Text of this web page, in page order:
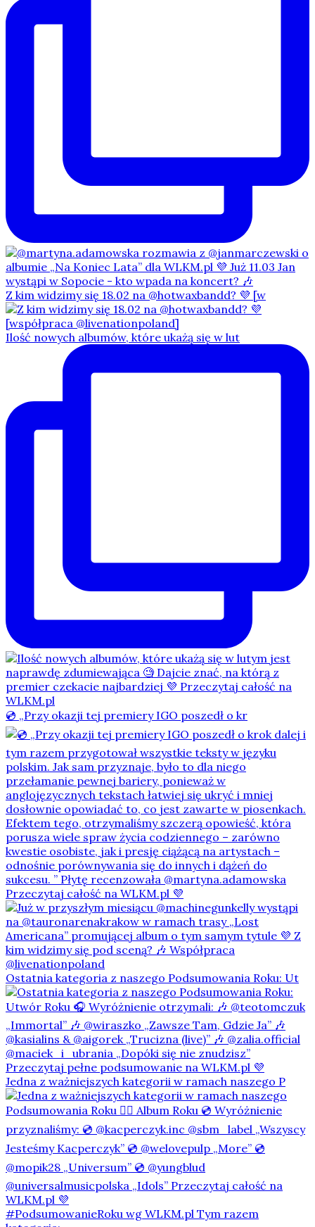
Z kim widzimy się 18.02 na @hotwaxbandd? 💜 [w
Ilość nowych albumów, które ukażą się w lut
💿 „Przy okazji tej premiery IGO poszedł o kr
Ostatnia kategoria z naszego Podsumowania Roku: Ut
Jedna z ważniejszych kategorii w ramach naszego P
#PodsumowanieRoku wg WLKM.pl Tym razem